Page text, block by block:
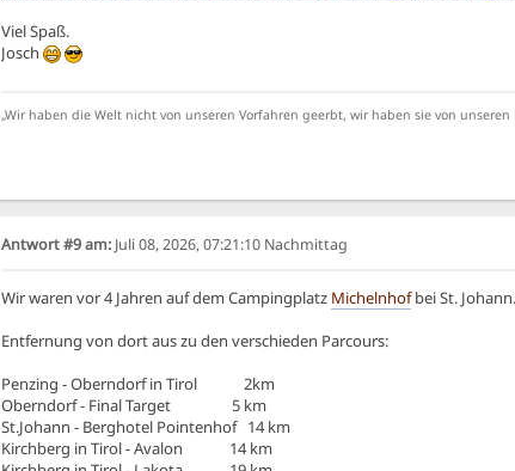
Viel Spaß.
Josch
„Wir haben die Welt nicht von unseren Vorfahren geerbt, wir haben sie von
Antwort #9 am:Juli 08, 2026, 07:21:10 Nachmittag
Wir waren vor 4 Jahren auf dem Campingplatz Michelnhofbei St.
Entfernung von dort aus zu den verschieden Parcours:
Penzing - Oberndorf in Tirol 2km
Oberndorf - Final Target 5 km
St.Johann - Berghotel Pointenhof 14 km
Kirchberg in Tirol - Avalon 14 km